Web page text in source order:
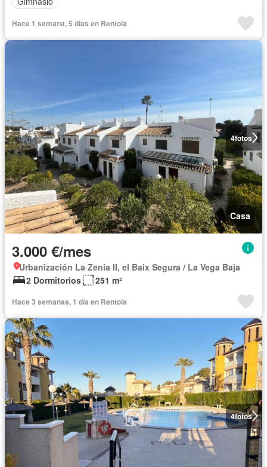
Hace 1 semana, 5 días en Rentola
4fotos
Casa
3.000 €/mes
Urbanización La Zenia II, el Baix Segura / La Vega Baja
2 Dormitorios
251 m²
Hace 3 semanas, 1 día en Rentola
4fotos